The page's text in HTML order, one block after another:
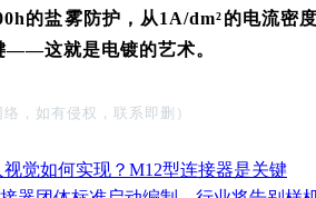
的盐雾防护，从1A/dm²的电流
——这就是电镀的艺术。
，如有侵权，联系即删）
视觉如何实现？M12型连接器是关键